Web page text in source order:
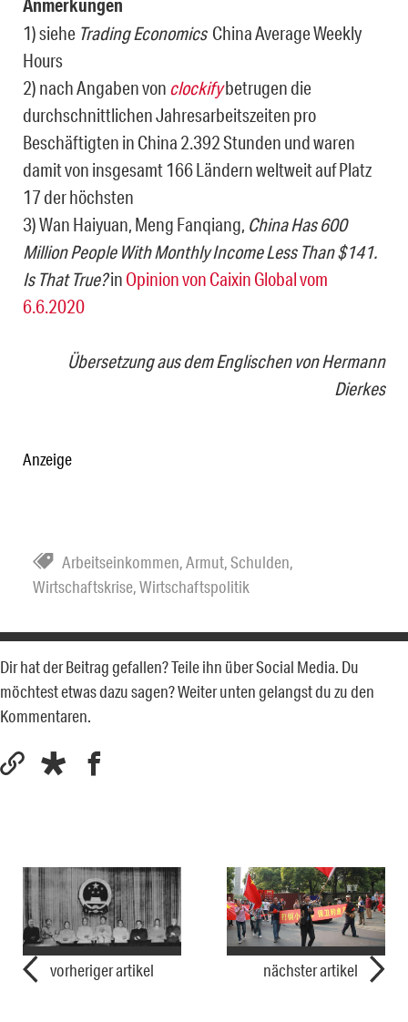
Anmerkungen
1) siehe Trading EconomicsChina Average Weekly
Hours
2) nach Angaben von clockifybetrugen die
durchschnittlichen Jahresarbeitszeiten pro
Beschäftigten in China 2.392 Stunden und waren
damit von insgesamt 166 Ländern weltweit auf Platz
17 der höchsten
3) Wan Haiyuan, Meng Fanqiang, China Has 600
Million People With Monthly Income Less Than $141.
Is That True?in Opinion von Caixin Global vom
6.6.2020
Übersetzung aus dem Englischen von Hermann
Dierkes
Anzeige
Arbeitseinkommen,Armut,Schulden,
Wirtschaftskrise,Wirtschaftspolitik
Dir hat der Beitrag gefallen? Teile ihn über Social Media. Du
möchtest etwas dazu sagen? Weiter unten gelangst du zu den
Kommentaren.
vorheriger artikel nächster artikel